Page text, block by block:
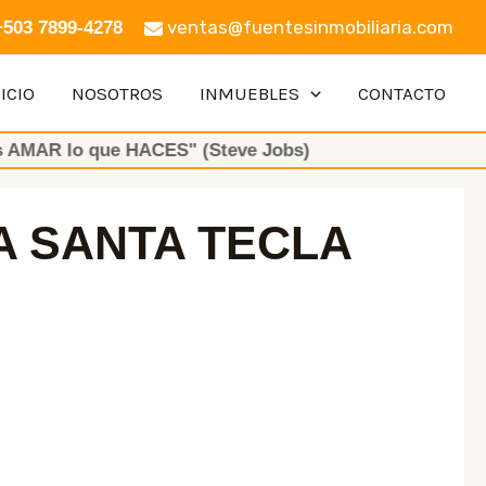
7899-4278 ventas@fuentesinmobiliaria.com
NOSOTROS INMUEBLES CONTACTO
HACES" (Steve Jobs)
SANTA TECLA